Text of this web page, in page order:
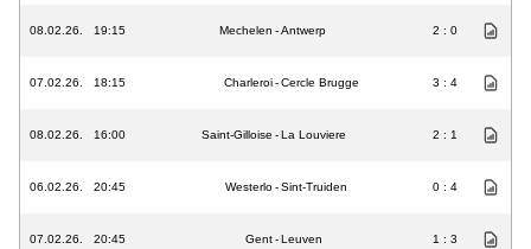
08.02.26. 19:15 Mechelen -Antwerp 2 : 0
07.02.26. 18:15 Charleroi-Cercle Brugge 3 : 4
08.02.26. 16:00 Saint-Gilloise -La Louviere 2 : 1
06.02.26. 20:45 Westerlo-Sint-Truiden 0 : 4
07.02.26. 20:45 Gent-Leuven 1 : 3